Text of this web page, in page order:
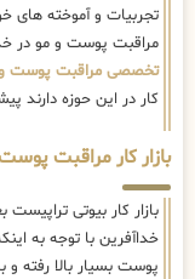
تجربیات و آموخته های
مراقبت پوست و مو در
تخصصی مراقبت پوست
کار در این حوزه دارند
بازار کار مراقبت
بازار کار بیوتی
خداآفرین با توجه به
پوست بسیار بالا رفته و